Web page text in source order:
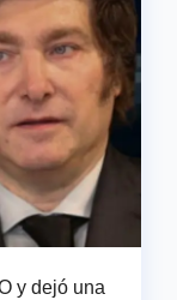
y dejó una